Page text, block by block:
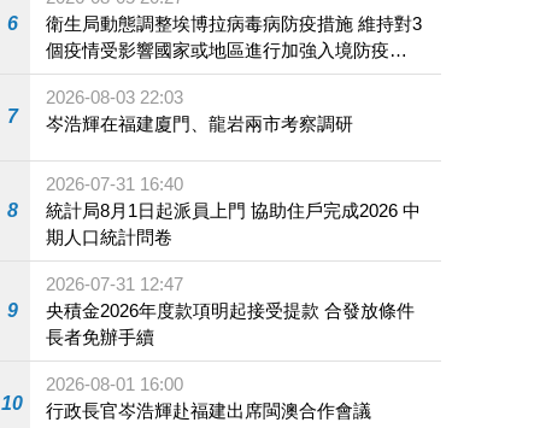
6
衛生局動態調整埃博拉病毒病防疫措施 維持對3
個疫情受影響國家或地區進行加強入境防疫措
施
7
2026-08-03 22:03
岑浩輝在福建廈門、龍岩兩市考察調研
8
2026-07-31 16:40
統計局8月1日起派員上門 協助住戶完成2026 中
期人口統計問卷
9
2026-07-31 12:47
央積金2026年度款項明起接受提款 合發放條件
長者免辦手續
10
2026-08-01 16:00
行政長官岑浩輝赴福建出席閩澳合作會議